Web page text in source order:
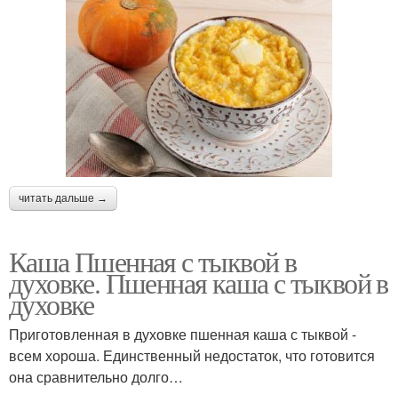
читать дальше →
Каша Пшенная с тыквой в
духовке. Пшенная каша с тыквой в
духовке
Приготовленная в духовке пшенная каша с тыквой -
всем хороша. Единственный недостаток, что готовится
она сравнительно долго…